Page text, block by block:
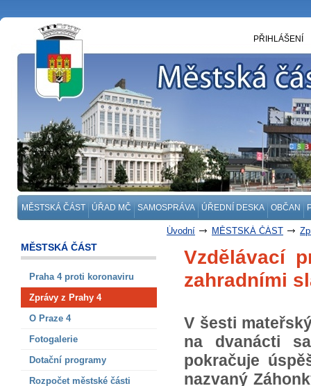
MĚSTSKÁ ČÁST ÚŘAD MČ SAMOSPRÁVA ÚŘEDNÍ DESKA OBČAN
PŘIHLÁŠENÍ
Úvodní MĚSTSKÁ ČÁST
MĚSTSKÁ ČÁST
Praha 4 proti koronaviru
Zprávy z Prahy 4
O Praze 4
Fotogalerie
Dotační programy
Rozpočet městské části
Vzdělávací
zahradními
V šesti
na dvanácti
pokračuje
nazvaný